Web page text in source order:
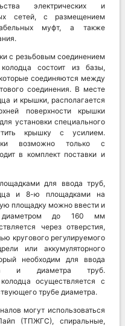
электрических и
сетей, с размещением
муфт, а также
с резьбовым соединением
состоит из базы,
соединяются между
соединения. В месте
и крышки, располагается
поверхности крышки
установки специального
крышку с усилием.
возможно только с
в комплект поставки и
для ввода труб,
и 8-ю площадками на
площадку можно ввести и
диаметром до 160 мм
через отверстия,
кругового регулируемого
или аккумуляторного
необходим для ввода
и диаметра труб.
осуществляется с
трубе диаметра.
могут использоваться
(ТПЖГС), спиральные,